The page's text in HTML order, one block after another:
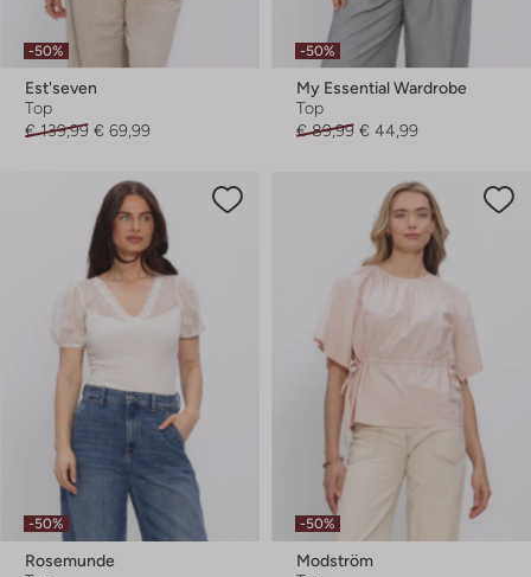
-50%
Est'seven
Top
€ 139,99 € 69,99
-50%
My Essential Wardrobe
Top
€ 89,99 € 44,99
-50%
Rosemunde
-50%
Modström